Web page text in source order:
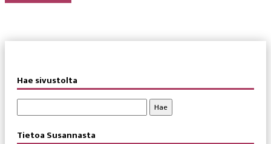
Hae sivustolta
Tietoa Susannasta